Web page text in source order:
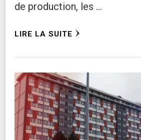
de production, les …
LIRE LA SUITE